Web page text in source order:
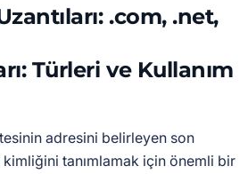
.com, .net,
adresini belirleyen son
kimliğini tanımlamak için önemli bir